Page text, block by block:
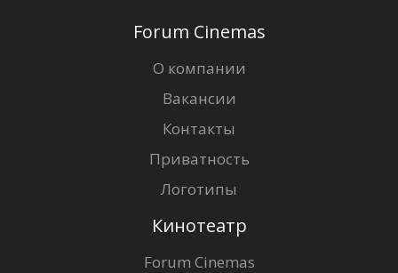
Forum Cinemas
О компании
Вакансии
Контакты
Приватность
Логотипы
Кинотеатр
Forum Cinemas